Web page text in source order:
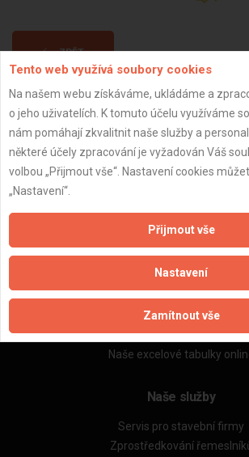
ZPĚT
Aktualizováno z portálu ARES dne 02.12.2024
Naše firmy a řemeslníci
Zpracování a ochrana osobních
Zásady pro používání souborů
Obchodní podmínky
Obchodní podmínky
Reference
Naše excelové tabulky
Naše služby
Servis pro stavební firmy
Zprostředkování
Tento web využívá soubory cookies
Na našem webu získáváme, ukládáme a
o jeho uživatelích. K tomuto účelu využíváme
nám pomáhají zkvalitnit naše služby a
některé účely zpracování je vyžadován Váš
volbou „Přijmout vše“. Nastavení cookies
„Nastavení“.
Přijmout vše
Nastavení
Zamítnout vše